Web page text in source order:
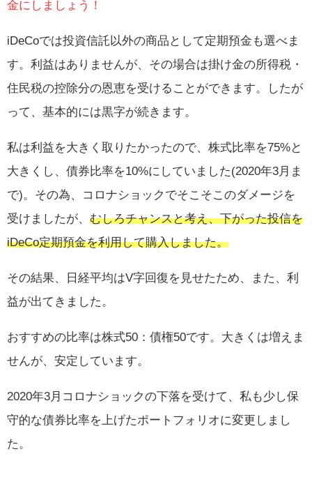
金にしましょう！
iDeCoでは投資信託以外の商品として定期預金も選べま
す。利益はありませんが、その場合は掛け金の所得税・
住民税の控除分の恩恵を受けることができます。したが
って、基本的には黒字が続きます。
私は利益を大きく取りたかったので、株式比率を75%と
大きくし、債券比率を10%にしていました(2020年3月ま
で)。その為、コロナショックでそこそこのダメージを
受けましたが、 むしろチャンスと考え、下がった投信を
iDeCo定期預金を利用して購入しました。
その結果、日経平均はV字回復を見せたため、また、利
益が出てきました。
おすすめの比率は株式50：債権50です。大きくは増えま
せんが、安定しています。
2020年3月コロナショックの下落を受けて、私も少し保
守的な債券比率を上げたポートフォリオに変更しまし
た。